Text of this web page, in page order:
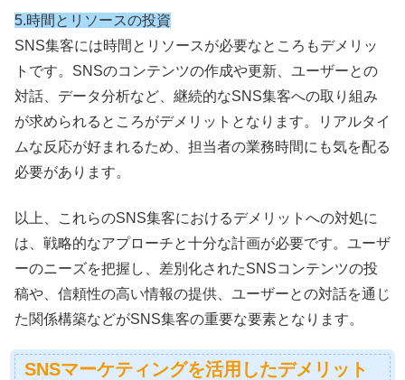
5.時間とリソースの投資
SNS集客には時間とリソースが必要なところもデメリッ
トです。SNSのコンテンツの作成や更新、ユーザーとの
対話、データ分析など、継続的なSNS集客への取り組み
が求められるところがデメリットとなります。
リアルタイ
ムな反応が好まれるため、担当者の業務時間にも気を配る
必要があります。
以上、これらのSNS集客におけるデメリットへの対処に
は、戦略的なアプローチと十分な計画が必要です。ユーザ
ーのニーズを把握し、差別化されたSNSコンテンツの投
稿や、信頼性の高い情報の提供、ユーザーとの対話を通じ
た関係構築などがSNS集客の重要な要素となります。
SNSマーケティングを活用したデメリット